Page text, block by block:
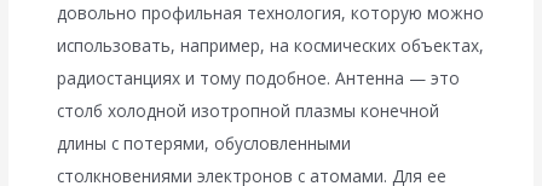
довольно профильная технология, которую можно
использовать, например, на космических объектах,
радиостанциях и тому подобное. Антенна — это
столб холодной изотропной плазмы конечной
длины с потерями, обусловленными
столкновениями электронов с атомами. Для ее